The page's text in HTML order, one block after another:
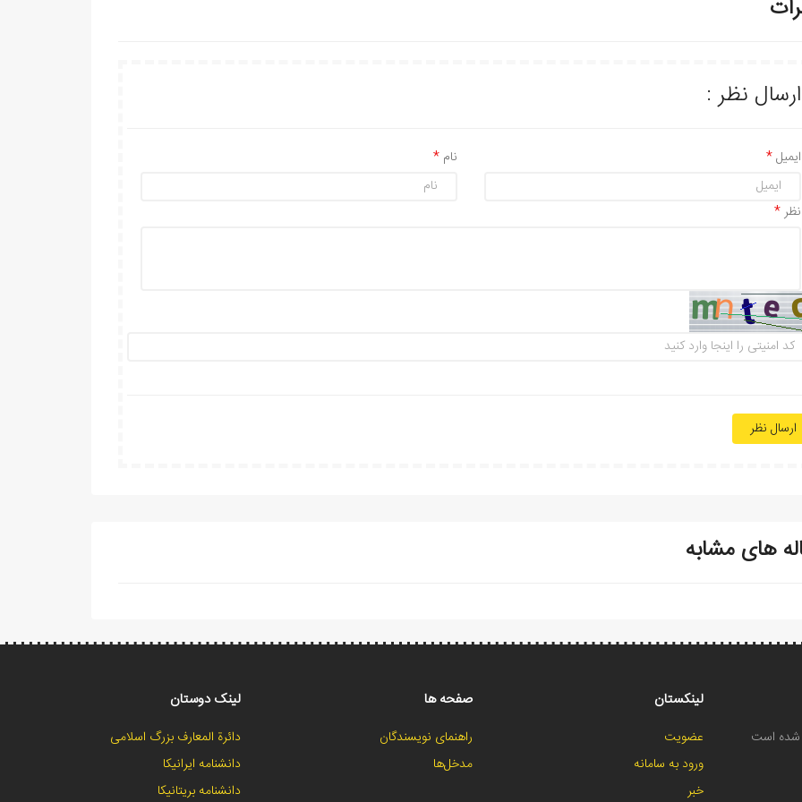
ارسال نظر :
نام ایمیل
نظر
ارسال نظر
های مشابه
شده است
لینکستان
عضویت
ورود به سامانه
خبر
صفحه ها
راهنمای نویسندگان
مدخل‌ها
لینک دوستان
دائرة المعارف بزرگ اسلامی
دانشنامه ایرانیکا
دانشنامه بریتانیکا